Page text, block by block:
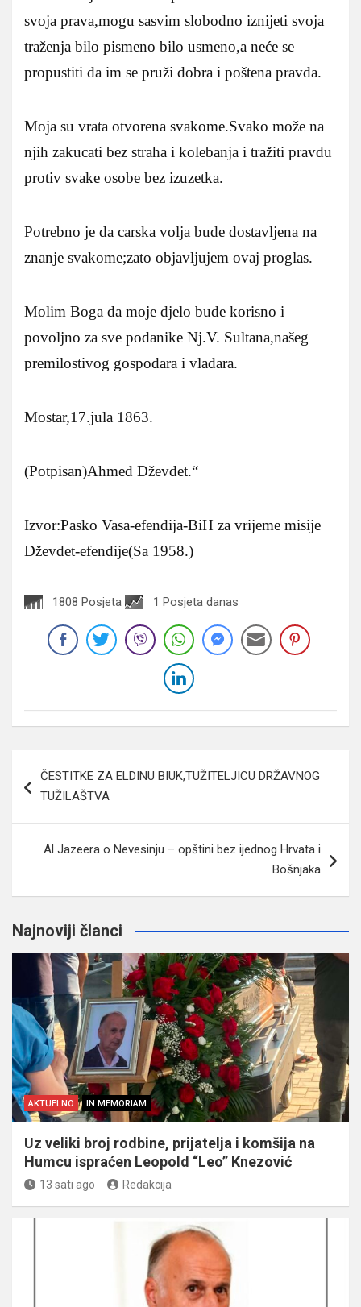
svoja prava,mogu sasvim slobodno iznijeti svoja
traženja bilo pismeno bilo usmeno,a neće se
propustiti da im se pruži dobra i poštena pravda.
Moja su vrata otvorena svakome.Svako može na
njih zakucati bez straha i kolebanja i tražiti pravdu
protiv svake osobe bez izuzetka.
Potrebno je da carska volja bude dostavljena na
znanje svakome;zato objavljujem ovaj proglas.
Molim Boga da moje djelo bude korisno i
povoljno za sve podanike Nj.V. Sultana,našeg
premilostivog gospodara i vladara.
Mostar,17.jula 1863.
(Potpisan)Ahmed Dževdet.“
Izvor:Pasko Vasa-efendija-BiH za vrijeme misije
Dževdet-efendije(Sa 1958.)
1808 Posjeta 1 Posjeta danas
članaka
ČESTITKE ZA ELDINU BIUK,TUŽITELJICU DRŽAVNOG
TUŽILAŠTVA
Al Jazeera o Nevesinju – opštini bez ijednog Hrvata i
Bošnjaka
Najnoviji članci
AKTUELNO IN MEMORIAM
Uz veliki broj rodbine, prijatelja i komšija na
Humcu ispraćen Leopold “Leo” Knezović
13 sati ago Redakcija